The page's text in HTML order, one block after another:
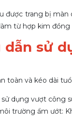
được trang bị màn
từ hợp kim
dẫn sử
toàn và kéo dài
sử dụng vượt công
trường ẩm ướt: